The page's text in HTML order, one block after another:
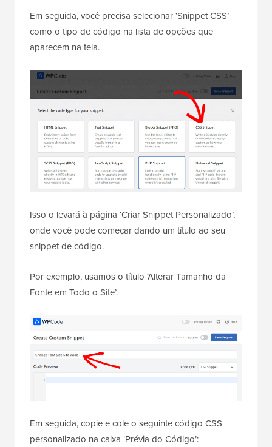
Em seguida, você precisa selecionar ‘Snippet CSS’
como o tipo de código na lista de opções que
aparecem na tela.
Isso o levará à página ‘Criar Snippet Personalizado’,
onde você pode começar dando um título ao seu
snippet de código.
Por exemplo, usamos o título ‘Alterar Tamanho da
Fonte em Todo o Site’.
Em seguida, copie e cole o seguinte código CSS
personalizado na caixa ‘Prévia do Código’: